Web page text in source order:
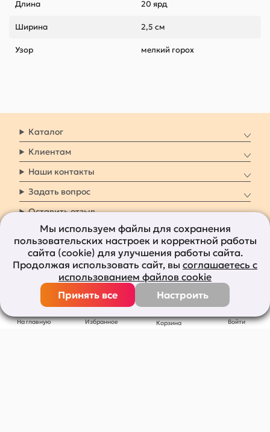
На главную Избранное Корзина Войти
Длина 20 ярд
Ширина 2,5 см
Узор мелкий горох
Каталог
Клиентам
Наши контакты
Задать вопрос
Оставить отзыв
8 800 7009 161 Заказать звонок
Наши социальные
сети
Все права защищены © 2011-2026bolshepodarkov.ru
Мы используем файлы для сохранения
пользовательских настроек и корректной работы
сайта (cookie) для улучшения работы сайта.
Продолжая использовать сайт, вы соглашаетесь с
использованием файлов cookie
Принять все
Настроить